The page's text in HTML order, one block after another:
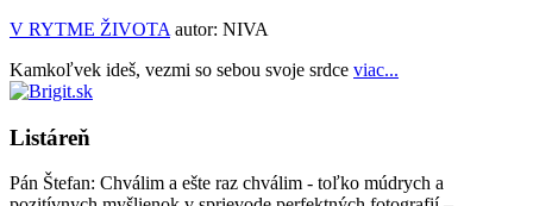
V RYTME ŽIVOTA autor: NIVA
Kamkoľvek ideš, vezmi so sebou svoje srdce viac...
Listáreň
Pán Štefan: Chválim a ešte raz chválim - toľko múdrych a